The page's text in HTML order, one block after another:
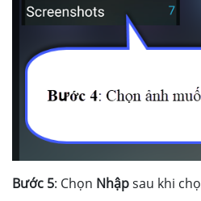
Bước 5: Chọn Nhậpsau khi